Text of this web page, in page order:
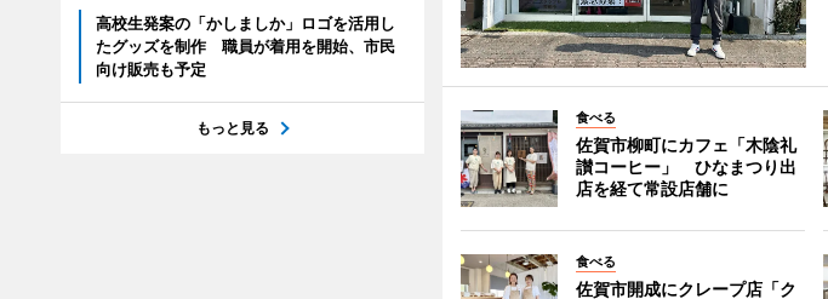
食べる
佐賀市柳町にカフェ「木陰礼
讃コーヒー」 ひなまつり出
店を経て常設店舗に
食べる
佐賀市開成にクレープ店「ク
高校生発案の「かしましか」ロゴを活用し
たグッズを制作 職員が着用を開始、市民
向け販売も予定
もっと見る